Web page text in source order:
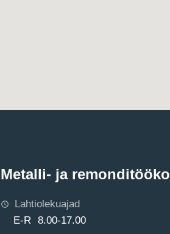
Metalli- ja
Lahtiolekuajad
E-R 8.00-17.00